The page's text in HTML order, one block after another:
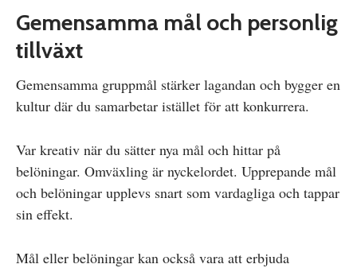
Gemensamma mål och personlig
tillväxt
Gemensamma gruppmål stärker lagandan och bygger en
kultur där du samarbetar istället för att konkurrera.
Var kreativ när du sätter nya mål och hittar på
belöningar. Omväxling är nyckelordet. Upprepande mål
och belöningar upplevs snart som vardagliga och tappar
sin effekt.
Mål eller belöningar kan också vara att erbjuda